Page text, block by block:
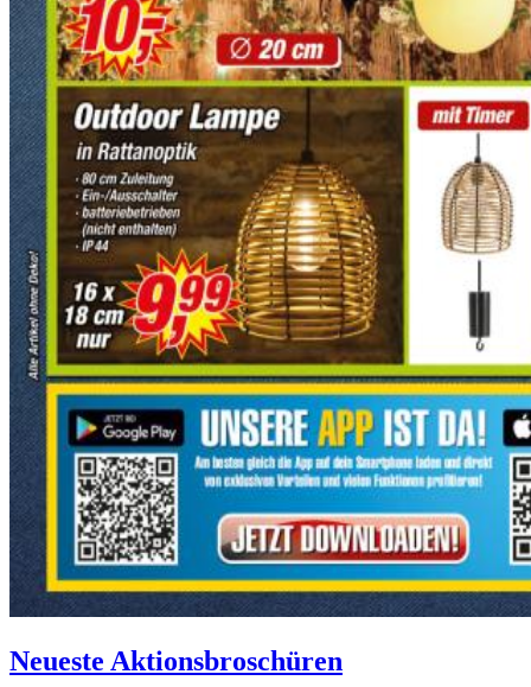
Neueste Aktionsbroschüren